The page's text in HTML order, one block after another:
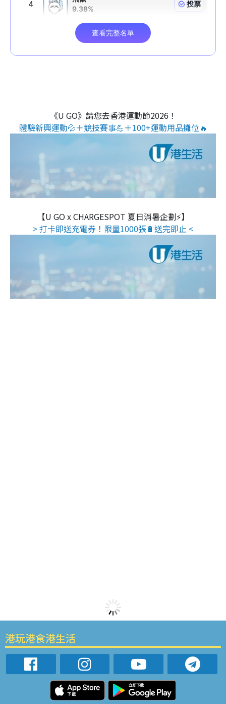
《U GO》請您去香港運動節2026！
體驗新興運動💦＋競技賽事💪＋100+運動用品攤位🔥
【U GO x CHARGESPOT 夏日消暑企劃⚡】
> 打卡即送充電券！限量1000張🔋送完即止 <
港玩港食港生活